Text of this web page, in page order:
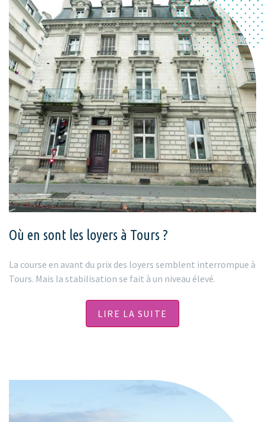
Où en sont les loyers à Tours ?
La course en avant du prix des loyers semblent interrompue à
Tours. Mais la stabilisation se fait à un niveau élevé.
LIRE LA SUITE